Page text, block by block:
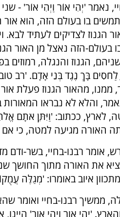
נאמר 'יְהִי אוֹר וַיְהִי אוֹר' - שני
בו בעולם הזה, הוא
הגנוז לצדיקים לעתיד לבא.
הזה נאצל מן האור
הגנוז והנגלה,
בָּךְ נֶגֶד בְּנֵי אָדָם. 'רב
ממנו, מהאור הגנוז פעלת
והלא לא נבראו המאורות
לארץ, ככתוב: 'וַיִּתֵּן אֹתָם
האורה מגיעה למטה, כי אם
אומר רבנו-בחיי, בשר-ודם
את האורה מתוך החושך
איוב באומרו: 'מְגַלֶּה
ממשיך רבנו-בחיי ואומר
'יהי אור ויהי אור' היינו,